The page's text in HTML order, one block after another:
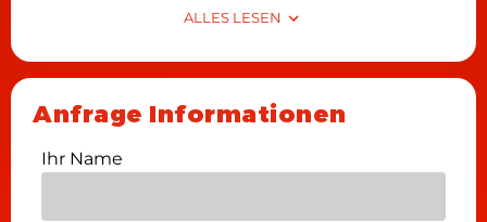
mit Umkehrung, um unerwünschte
Durch die SPS mit kompaktem Touchscreen ist
es möglich, verschiedene REZEPTE zu
anspruchslos, flüssig und einfach zu
ALLES LESEN
Anfrage Informationen
Ihr Name